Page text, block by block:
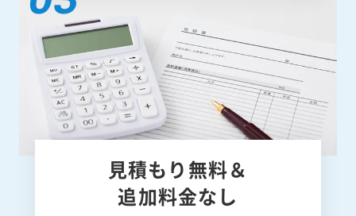
見積もり無料＆
追加料金なし